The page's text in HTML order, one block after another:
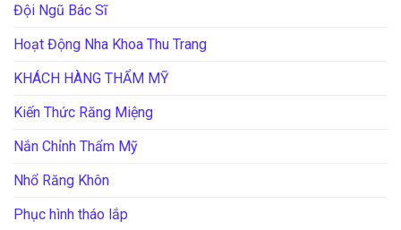
Đội Ngũ Bác Sĩ
Hoạt Động Nha Khoa Thu Trang
KHÁCH HÀNG THẨM MỸ
Kiến Thức Răng Miệng
Nắn Chỉnh Thẩm Mỹ
Nhổ Răng Khôn
Phục hình tháo lắp